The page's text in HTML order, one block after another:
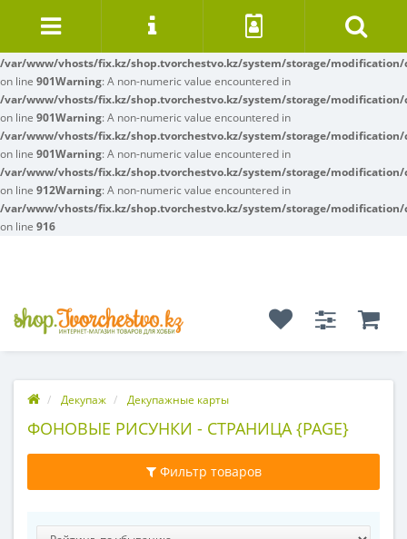
/var/www/vhosts/fix.kz/shop.tvorchestvo.kz/system/storage/
/var/www/vhosts/fix.kz/shop.tvorchestvo.kz/system/storage/
on line 901Warning: A non-numeric value encountered in
/var/www/vhosts/fix.kz/shop.tvorchestvo.kz/system/storage/
on line 901Warning: A non-numeric value encountered in
/var/www/vhosts/fix.kz/shop.tvorchestvo.kz/system/storage/
on line 901Warning: A non-numeric value encountered in
/var/www/vhosts/fix.kz/shop.tvorchestvo.kz/system/storage/
on line 912Warning: A non-numeric value encountered in
/var/www/vhosts/fix.kz/shop.tvorchestvo.kz/system/storage/
on line 916
Декупаж Декупажные карты
ФОНОВЫЕ РИСУНКИ - СТРАНИЦА {PAGE}
Фильтр товаров